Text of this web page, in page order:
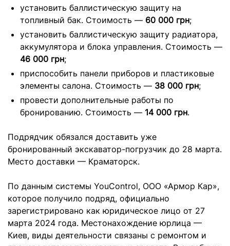
установить баллистическую защиту на
топливный бак. Стоимость — 60 000 грн;
установить баллистическую защиту радиатора,
аккумулятора и блока управления. Стоимость —
46 000 грн;
приспособить панели приборов и пластиковые
элементы салона. Стоимость — 38 000 грн;
провести дополнительные работы по
бронированию. Стоимость — 14 000 грн.
Подрядчик обязался доставить уже
бронированный экскаватор-погрузчик до 28 марта.
Место доставки — Краматорск.
По данным системы YouControl, ООО «Армор Кар»,
которое получило подряд, официально
зарегистрировано как юридическое лицо от 27
марта 2024 года. Местонахождение юрлица —
Киев, виды деятельности связаны с ремонтом и